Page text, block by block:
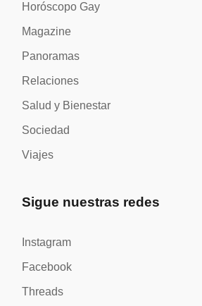
Horóscopo Gay
Magazine
Panoramas
Relaciones
Salud y Bienestar
Sociedad
Viajes
Sigue nuestras redes
Instagram
Facebook
Threads